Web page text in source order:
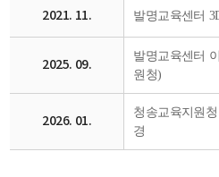
2021. 11. 발명교육센터
2025. 09.
발명교육센터
원청)
2026. 01.
청송교육지원
경